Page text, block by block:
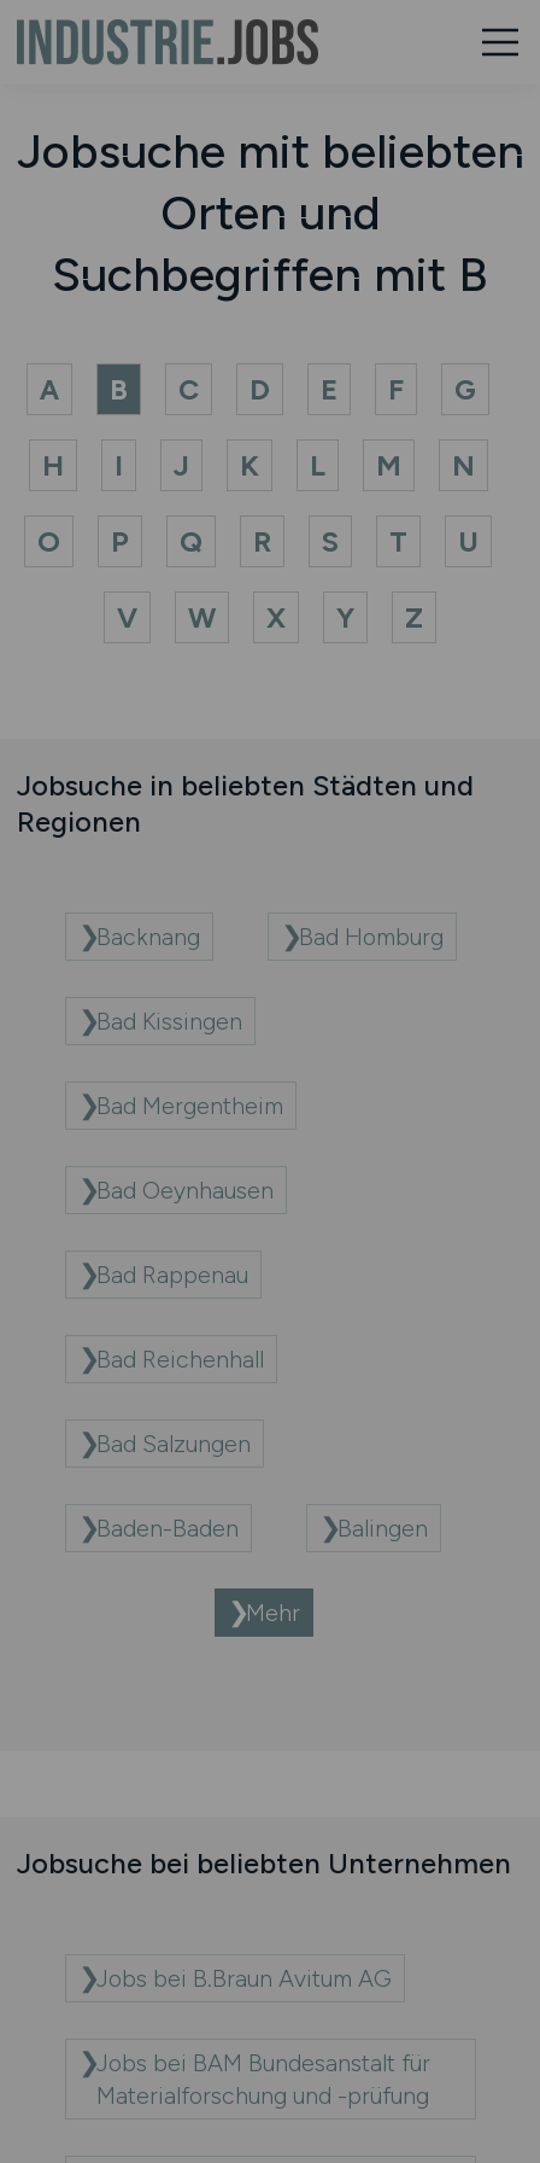
Jobsuche mit beliebten
Orten und
Suchbegriffen mit B
A B C D E F G
H I J K L M N
O P Q R S T U
V W X Y Z
Jobsuche in beliebten Städten und
Regionen
Backnang Bad Homburg
Bad Kissingen
Bad Mergentheim
Bad Oeynhausen
Bad Rappenau
Bad Reichenhall
Bad Salzungen
Baden-Baden Balingen
Mehr
Jobsuche bei beliebten Unternehmen
Jobs bei B.Braun Avitum AG
Jobs bei BAM Bundesanstalt für
Materialforschung und -prüfung